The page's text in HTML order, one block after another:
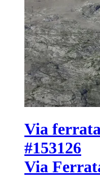
Via
#153126
Via